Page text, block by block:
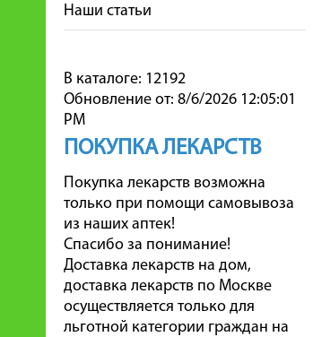
Наши статьи
В каталоге: 12192
Обновление от: 8/6/2026 12:05:01
PM
ПОКУПКА ЛЕКАРСТВ
Покупка лекарств возможна
только при помощи самовывоза
из наших аптек!
Спасибо за понимание!
Доставка лекарств на дом,
доставка лекарств по Москве
осуществляется только для
льготной категории граждан на